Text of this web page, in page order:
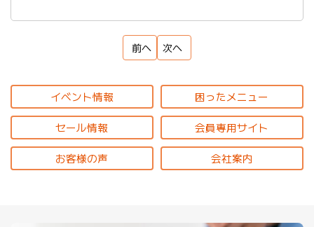
前へ 次へ
イベント情報 困ったメニュー
セール情報 会員専用サイト
お客様の声 会社案内